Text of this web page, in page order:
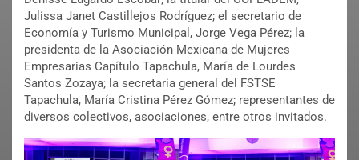
Julissa Janet Castillejos Rodríguez; el secretario de
Economía y Turismo Municipal, Jorge Vega Pérez; la
presidenta de la Asociación Mexicana de Mujeres
Empresarias Capítulo Tapachula, María de Lourdes
Santos Zozaya; la secretaria general del FSTSE
Tapachula, María Cristina Pérez Gómez; representantes de
diversos colectivos, asociaciones, entre otros invitados.